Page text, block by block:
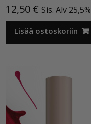
12,50 € Sis. Alv 25,5%
Lisää ostoskoriin